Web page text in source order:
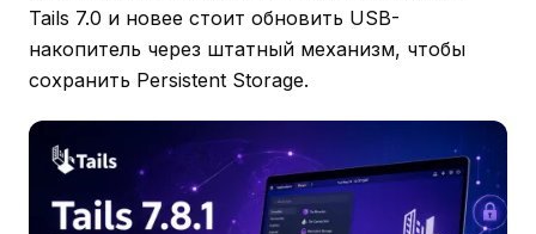
Tails 7.0 и новее стоит обновить USB-
накопитель через штатный механизм, чтобы
сохранить Persistent Storage.